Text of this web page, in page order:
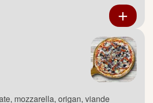
mozzarella, origan, viande